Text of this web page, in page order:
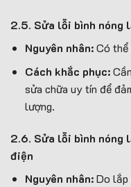
2.5. Sửa lỗi bình nóng
Nguyên nhân:Có thể
Cách khắc phục:
sửa chữa uy tín để
lượng.
2.6. Sửa lỗi bình nóng
điện
Nguyên nhân:Do lắp